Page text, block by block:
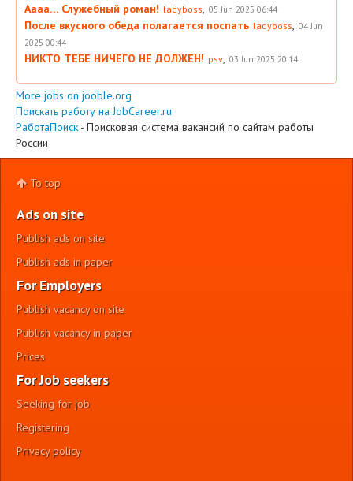
Аааа… Служебный роман! ladyboss, 05 Jun 2025 06:44
После вкусного обеда полагается поспать ladyboss, 04 Jun
2025 00:44
НИКТО ТЕБЕ НИЧЕГО НЕ ДОЛЖЕН! psv, 03 Jun 2025 20:14
More jobs on jooble.org
Поискать работу на JobCareer.ru
РаботаПоиск - Поисковая система вакансий по сайтам работы
России
To top
Ads on site
Publish ads on site
Publish ads in paper
For Employers
Publish vacancy on site
Publish vacancy in paper
Prices
For Job seekers
Seeking for job
Registering
Privacy policy